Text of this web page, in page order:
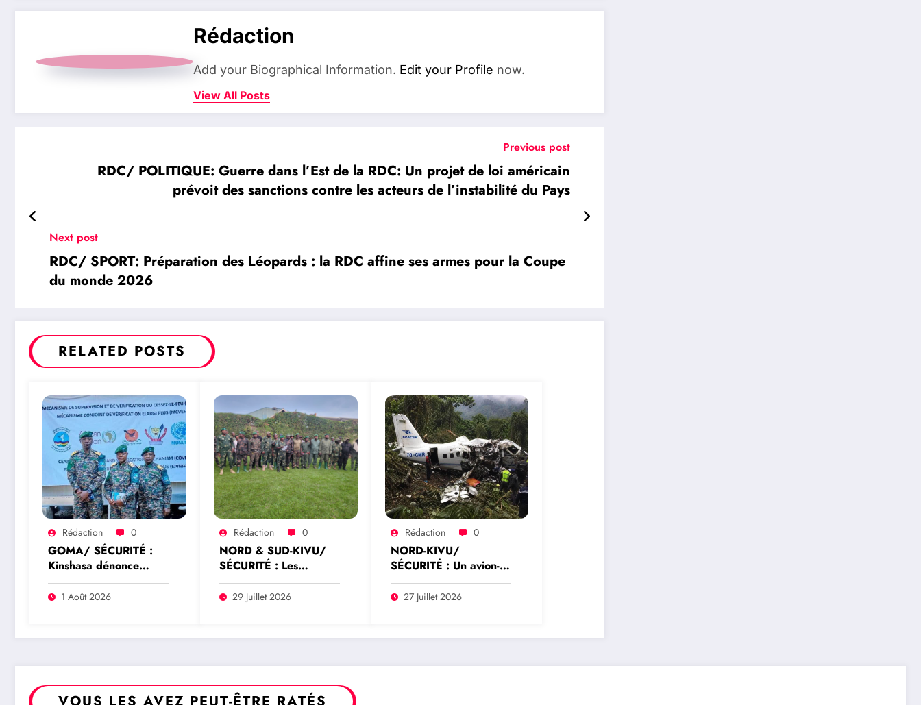
Rédaction
Add your Biographical Information. Edit your Profile now.
View All Posts
Previous post
RDC/ POLITIQUE: Guerre dans l’Est de la RDC: Un projet de loi américain
prévoit des sanctions contre les acteurs de l’instabilité du Pays
Next post
RDC/ SPORT: Préparation des Léopards : la RDC affine ses armes pour la Coupe
du monde 2026
RELATED POSTS
Rédaction 0
GOMA/ SÉCURITÉ :
Kinshasa dénonce
l’expulsion d’un officier
FARDC du Mécanisme
1 Août 2026
Rédaction 0
NORD & SUD-KIVU/
SÉCURITÉ : Les
commandants
Wazalendo rejettent
nationale de Dady
29 Juillet 2026
Rédaction 0
NORD-KIVU/
SÉCURITÉ : Un avion-
cargo de Tracep Congo
Aviation retrouvé
l’appareil
27 Juillet 2026